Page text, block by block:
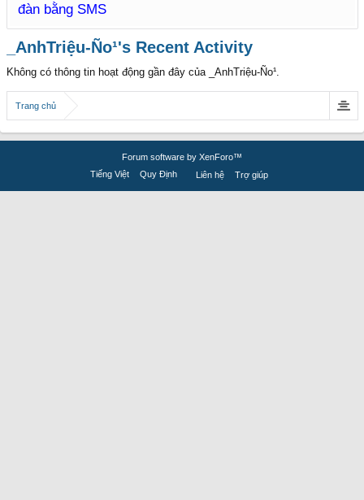
đàn bằng SMS
_AnhTriệu-Ño¹'s Recent Activity
Không có thông tin hoạt động gần đây của _AnhTriệu-Ño¹.
Trang chủ
Forum software by XenForo™
Tiếng Việt
Quy Định Liên hệ Trợ giúp